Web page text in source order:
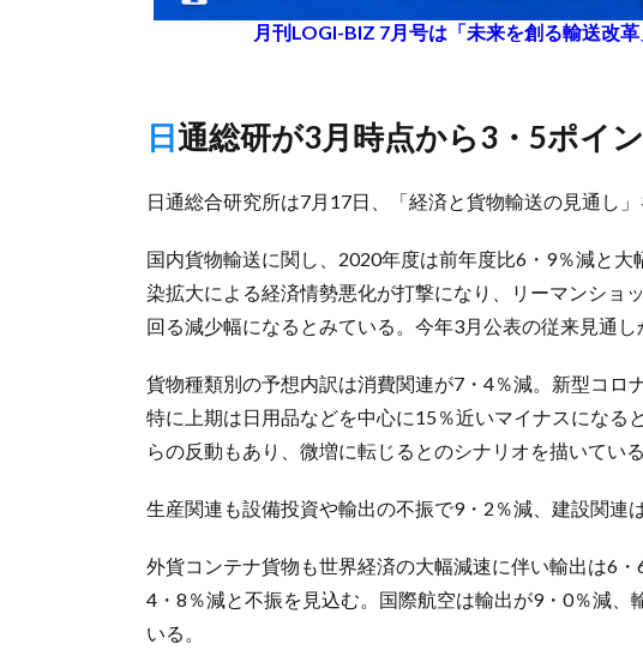
月刊LOGI-BIZ 7月号は「未来を創る輸送改
日通総研が3月時点から3・5ポイ
日通総合研究所は7月17日、「経済と貨物輸送の見通し」
国内貨物輸送に関し、2020年度は前年度比6・9％減と
染拡大による経済情勢悪化が打撃になり、リーマンショ
回る減少幅になるとみている。今年3月公表の従来見通し
貨物種類別の予想内訳は消費関連が7・4％減。新型コロ
特に上期は日用品などを中心に15％近いマイナスになる
らの反動もあり、微増に転じるとのシナリオを描いている
生産関連も設備投資や輸出の不振で9・2％減、建設関連
外貨コンテナ貨物も世界経済の大幅減速に伴い輸出は6
4・8％減と不振を見込む。国際航空は輸出が9・0％減
いる。